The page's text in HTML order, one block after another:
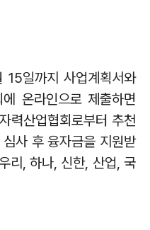
15일까지 사업계획서와
온라인으로 제출하면
력산업협회로부터 추천
사 후 융자금을 지원받
리 , 하나, 신한, 산업, 국